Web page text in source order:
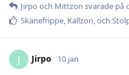
Jirpo och Mittzon svarade på
Skanefrippe, Kallzon, och
J Jirpo 10 jan